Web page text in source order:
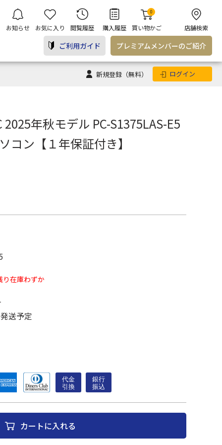
お知らせ お気に入り 閲覧履歴 購入履歴 買い物かご
0
店舗検索
ご利用ガイド プレミアム メンバーのご紹介
新規登録 （無料） ログイン
年秋モデル PC-S1375LAS-E5
コン【１年保証付き】
り在庫わずか
送予定
カートに入れる